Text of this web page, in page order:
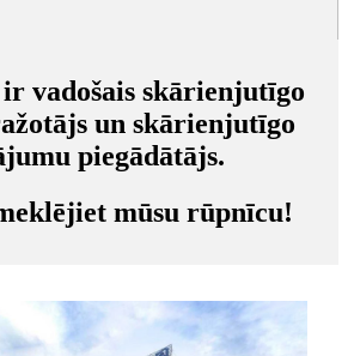
vadošais skārienjutīgo
un skārienjutīgo
piegādātājs.
mūsu rūpnīcu!